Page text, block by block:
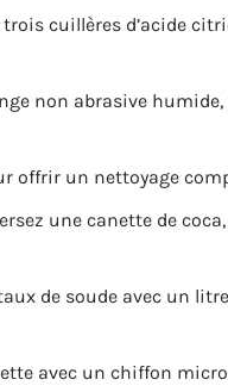
cuillères d’acide
non abrasive
offrir un nettoyage
une canette de
de soude avec un
avec un chiffon